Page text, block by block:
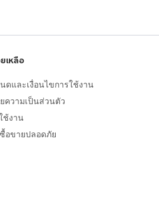
เหลือ
ดและเงื่อนไขการใช้งาน
ความเป็นส่วนตัว
ช้งาน
อขายปลอดภัย